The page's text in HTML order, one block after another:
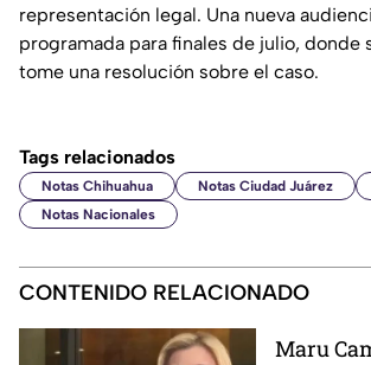
representación legal. Una nueva
programada para finales de julio, donde
tome una resolución sobre el caso.
Tags relacionados
Notas Chihuahua Notas Ciudad Juárez
Notas Nacionales
CONTENIDO RELACIONADO
Maru